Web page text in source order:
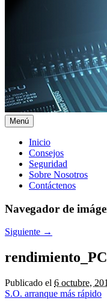
Menú
Menú
principal
Inicio
Consejos
Seguridad
Sobre Nosotros
Contáctenos
Navegador de
Siguiente →
rendimiento_PC
Publicado el 6 octubre,
S.O. arranque más rápido